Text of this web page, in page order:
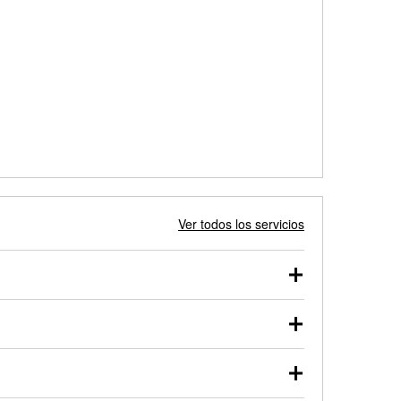
Ver todos los servicios
probarse dentro o fuera del vehículo y cargarse en
de nuestros profesionales te ayudará a encontrar
en el estacionamiento, o desmonta el